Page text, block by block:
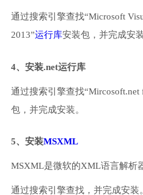
通过搜索引擎查找“Microsoft
2013”运行库安装包，并完成安
4、安装.net运行库
通过搜索引擎查找“Mircosoft.net
包，并完成安装。
5、安装MSXML
MSXML是微软的XML语言解析
通过搜索引擎查找，并完成安装。